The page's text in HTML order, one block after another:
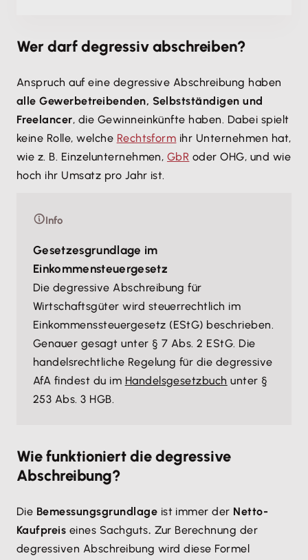
Wer darf degressiv abschreiben?
Anspruch auf eine degressive Abschreibung haben
alle Gewerbetreibenden, Selbstständigen und
Freelancer, die Gewinneinkünfte haben. Dabei spielt
keine Rolle, welche Rechtsform ihr Unternehmen hat,
wie z. B. Einzelunternehmen, GbR oder OHG, und wie
hoch ihr Umsatz pro Jahr ist.
Info
Gesetzesgrundlage im
Einkommensteuergesetz
Die degressive Abschreibung für
Wirtschaftsgüter wird steuerrechtlich im
Einkommenssteuergesetz (EStG) beschrieben.
Genauer gesagt unter § 7 Abs. 2 EStG. Die
handelsrechtliche Regelung für die degressive
AfA findest du im Handelsgesetzbuch unter §
253 Abs. 3 HGB.
Wie funktioniert die degressive
Abschreibung?
Die Bemessungsgrundlage ist immer der Netto-
Kaufpreis eines Sachguts. Zur Berechnung der
degressiven Abschreibung wird diese Formel